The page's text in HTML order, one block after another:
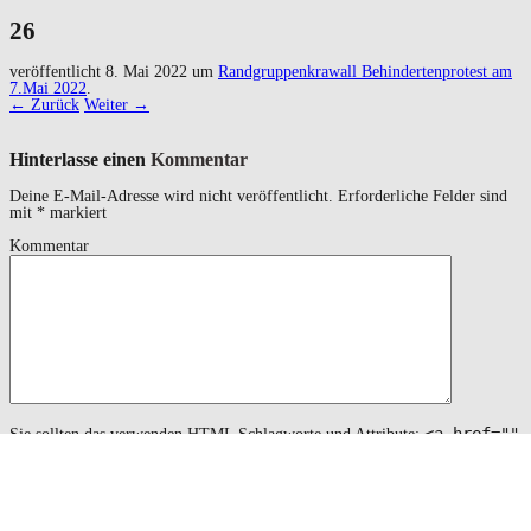
26
veröffentlicht 8. Mai 2022 um Randgruppenkrawall Behindertenprotest am
7.Mai 2022.
← Zurück Weiter →
Hinterlasse einen Kommentar
Deine E-Mail-Adresse wird nicht veröffentlicht. Erforderliche Felder sind
mit * markiert
Kommentar
Sie sollten das verwendenHTMLSchlagworte und Attribute:<a href=""